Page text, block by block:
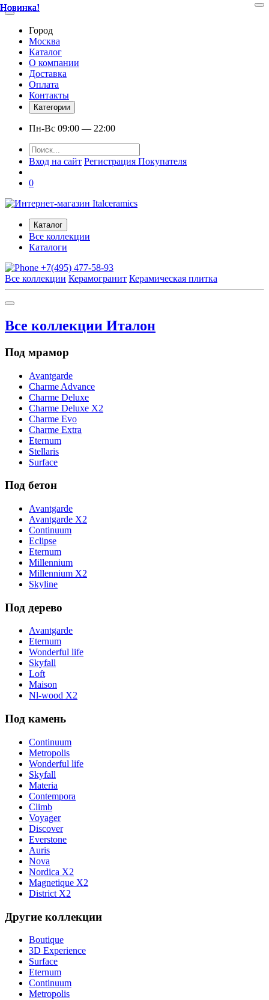
Город
Москва
Каталог
О компании
Доставка
Оплата
Контакты
Категории
Пн-Вс 09:00 — 22:00
Вход на сайт Регистрация Покупателя
0
Каталог
Все коллекции
Каталоги
+7(495) 477-58-93
Все коллекции Керамогранит Керамическая плитка
Все коллекции Италон
Под мрамор
Avantgarde
Charme Advance
Charme Deluxe
Charme Deluxe X2
Charme Evo
Charme Extra
Eternum
Stellaris
Surface
Под бетон
Avantgarde
Avantgarde X2
Continuum
Eclipse
Eternum
Millennium
Millennium X2
Skyline
Под дерево
Avantgarde
Eternum
Wonderful life
Skyfall
Loft
Maison
Nl-wood X2
Под камень
Continuum
Metropolis
Wonderful life
Skyfall
Materia
Contempora
Climb
Voyager
Discover
Everstone
Auris
Nova
Nordica X2
Magnetique X2
District X2
Другие коллекции
Boutique
3D Experience
Surface
Eternum
Continuum
Metropolis
Новинка!
Новинка!
Новинка!
Новинка!